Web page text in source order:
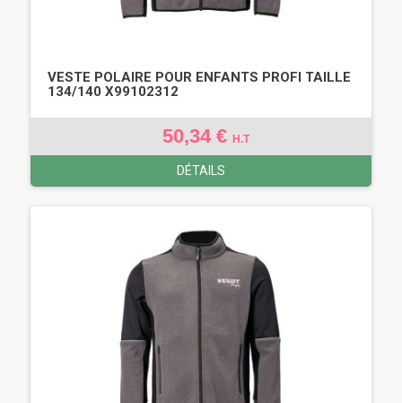
VESTE POLAIRE POUR ENFANTS PROFI TAILLE
134/140 X99102312
50,34 € H.T
DÉTAILS